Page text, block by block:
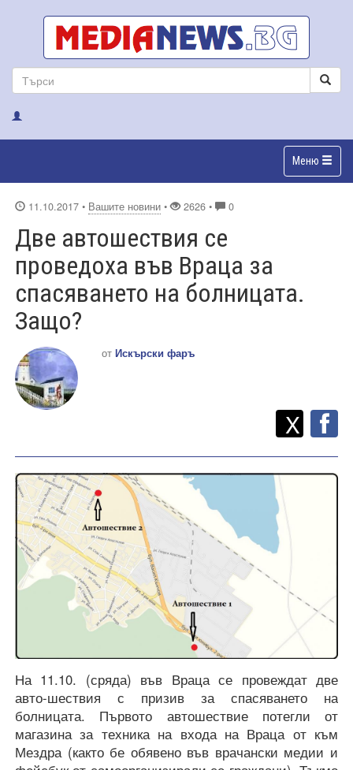
Меню
11.10.2017 • Вашите новини • 2626 • 0
Две автошествия се
проведоха във Враца за
спасяването на болницата.
Защо?
от Искърски фаръ
Споделете
X
На 11.10. (сряда) във Враца се провеждат две
авто-шествия с призив за спасяването на
болницата. Първото автошествие потегли от
магазина за техника на входа на Враца от към
Мездра (както бе обявено във врачански медии и